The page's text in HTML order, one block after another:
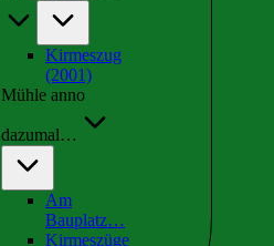
Kirmeszug
(2001)
Mühle anno
dazumal…
Am
Bauplatz…
Kirmeszüge